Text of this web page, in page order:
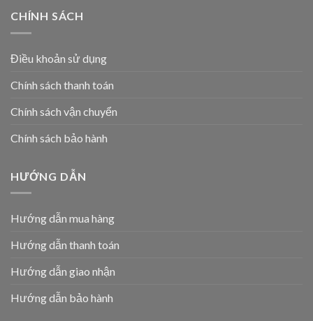
CHÍNH SÁCH
Điều khoản sử dụng
Chính sách thanh toán
Chính sách vận chuyển
Chính sách bảo hành
HƯỚNG DẪN
Hướng dẫn mua hàng
Hướng dẫn thanh toán
Hướng dẫn giao nhận
Hướng dẫn bảo hành